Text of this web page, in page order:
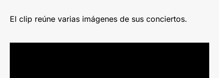
El clip reúne varias imágenes de sus conciertos.